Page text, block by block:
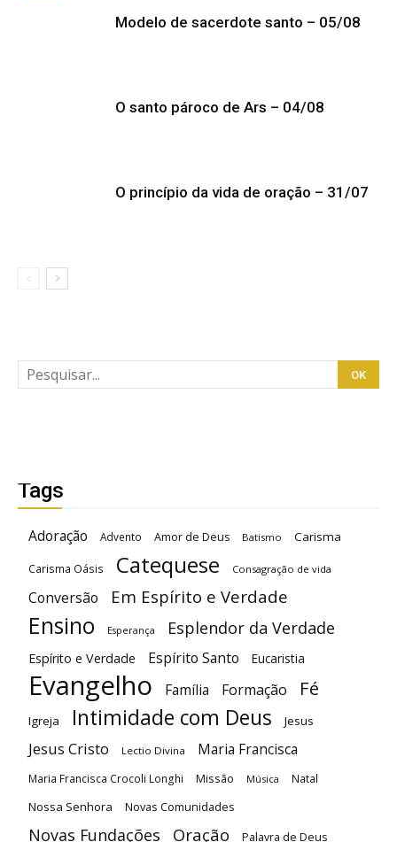
Modelo de sacerdote santo – 05/08
O santo pároco de Ars – 04/08
O princípio da vida de oração – 31/07
Tags
Adoração Advento Amor de Deus Batismo Carisma
Carisma Oásis Catequese Consagração de vida
Conversão Em Espírito e Verdade
Ensino Esperança Esplendor da Verdade
Espírito e Verdade Espírito Santo Eucaristia
Evangelho Família Formação Fé
Igreja Intimidade com Deus Jesus
Jesus Cristo Lectio Divina Maria Francisca
Maria Francisca Crocoli Longhi Missão Música Natal
Nossa Senhora Novas Comunidades
Novas Fundações Oração Palavra de Deus